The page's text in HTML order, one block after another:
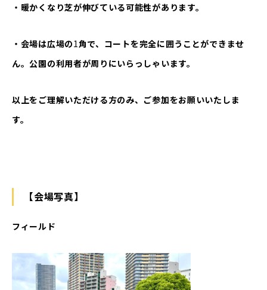
・暖かくなり芝が伸びている可能性があります。
・会場は広場の1角で、コートを完全に囲うことができませ
ん。公園の利用者が周りにいらっしゃいます。
以上をご理解いただける方のみ、ご参加をお願いいたしま
す。
【会場写真】
フィールド